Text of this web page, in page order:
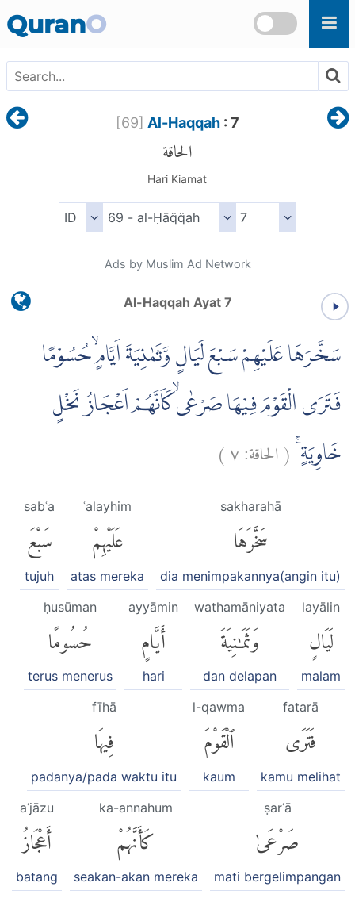
QuranO
[69] Al-Haqqah: 7
الحاقة
Hari Kiamat
Ads by Muslim Ad Network
Al-Haqqah Ayat 7
سَخَّرَهَا عَلَيْهِمْ سَبْعَ لَيَالٍ وَّثَمٰنِيَةَ اَيَّامٍۙ حُسُوْمًا
فَتَرَى الْقَوْمَ فِيْهَا صَرْعٰىۙ كَاَنَّهُمْ اَعْجَازُ نَخْلٍ
خَاوِيَةٍۚ(الحاقة:٧)
sakharahā
سَخَّرَهَا
dia menimpakannya(angin itu)
ʿalayhim
عَلَيْهِمْ
atas mereka
sabʿa
سَبْعَ
tujuh
layālin
لَيَالٍ
malam
wathamāniyata
وَثَمَٰنِيَةَ
dan delapan
ayyāmin
أَيَّامٍ
hari
ḥusūman
حُسُومًا
terus menerus
fatarā
فَتَرَى
kamu melihat
l-qawma
ٱلْقَوْمَ
kaum
fīhā
فِيهَا
padanya/pada waktu itu
ṣarʿā
صَرْعَىٰ
mati bergelimpangan
ka-annahum
كَأَنَّهُمْ
seakan-akan mereka
aʿjāzu
أَعْجَازُ
batang